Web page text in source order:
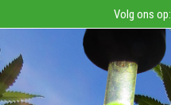
Volg ons op: